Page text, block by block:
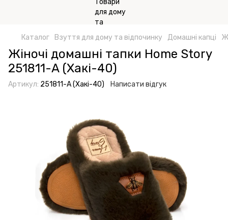
Каталог Взуття для дому та відпочинку Домашні капці
Жіночі домашні тапки Home Story
251811-А (Хакі-40)
Артикул: 251811-А (Хакі-40) Написати відгук